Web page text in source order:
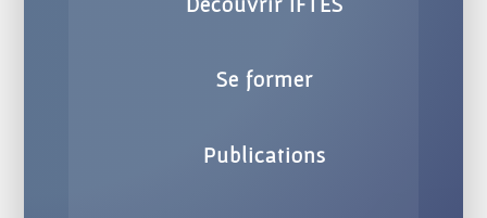
Se former
Publications